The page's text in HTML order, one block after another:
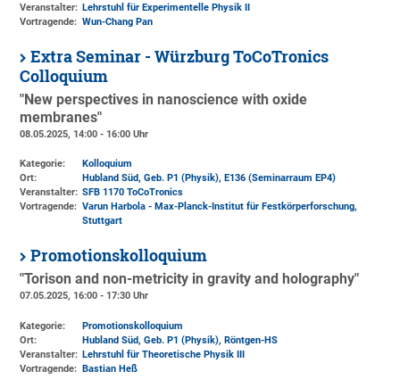
Veranstalter: Lehrstuhl für Experimentelle Physik II
Vortragende: Wun-Chang Pan
Extra Seminar - Würzburg ToCoTronics
Colloquium
"New perspectives in nanoscience with oxide
membranes"
08.05.2025, 14:00 - 16:00 Uhr
Kategorie:
Kolloquium
Ort:
Hubland Süd, Geb. P1 (Physik), E136 (Seminarraum EP4)
Veranstalter: SFB 1170 ToCoTronics
Vortragende: Varun Harbola - Max-Planck-Institut für Festkörperforschung,
Stuttgart
Promotionskolloquium
"Torison and non-metricity in gravity and holography"
07.05.2025, 16:00 - 17:30 Uhr
Kategorie:
Promotionskolloquium
Ort:
Hubland Süd, Geb. P1 (Physik), Röntgen-HS
Veranstalter: Lehrstuhl für Theoretische Physik III
Vortragende: Bastian Heß